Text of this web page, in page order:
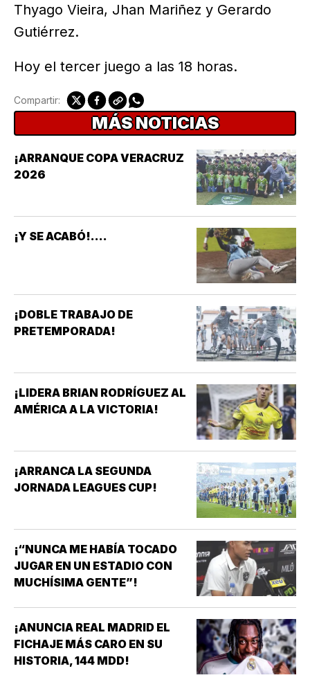
Thyago Vieira, Jhan Mariñez y Gerardo
Gutiérrez.
Hoy el tercer juego a las 18 horas.
Compartir:
MÁS NOTICIAS
¡ARRANQUE COPA VERACRUZ
2026
¡Y SE ACABÓ!....
¡DOBLE TRABAJO DE
PRETEMPORADA!
¡LIDERA BRIAN RODRÍGUEZ AL
AMÉRICA A LA VICTORIA!
¡ARRANCA LA SEGUNDA
JORNADA LEAGUES CUP!
¡“NUNCA ME HABÍA TOCADO
JUGAR EN UN ESTADIO CON
MUCHÍSIMA GENTE”!
¡ANUNCIA REAL MADRID EL
FICHAJE MÁS CARO EN SU
HISTORIA, 144 MDD!